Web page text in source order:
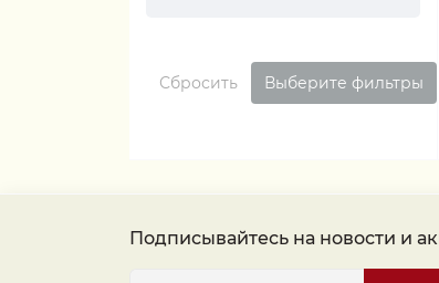
Сбросить Выберите фильтры
Подписывайтесь на новости и